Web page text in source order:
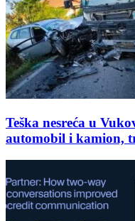
Teška nesreća u
automobil i kamion,